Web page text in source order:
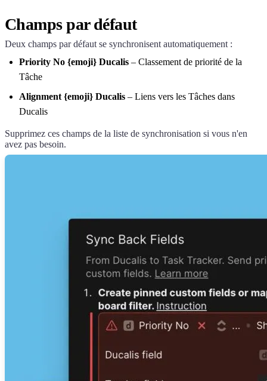
Champs par défaut
Deux champs par défaut se synchronisent automatiquement :
Priority No {emoji} Ducalis – Classement de priorité de la
Tâche
Alignment {emoji} Ducalis – Liens vers les Tâches dans
Ducalis
Supprimez ces champs de la liste de synchronisation si vous n'en
avez pas besoin.